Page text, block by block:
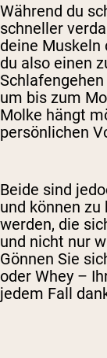
Während du
schneller
deine Muskeln
du also einen
um bis zum
Molke hängt
persönlichen
Beide sind
und können
werden, die
und nicht nur
Gönnen Sie
oder Whey –
jedem Fall